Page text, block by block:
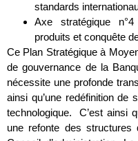
standards
Axe stratégique
produits et conquête
Ce Plan Stratégique à
de gouvernance de la
nécessite une profonde
ainsi qu’une redéfinition de
technologique. C’est ainsi
une refonte des